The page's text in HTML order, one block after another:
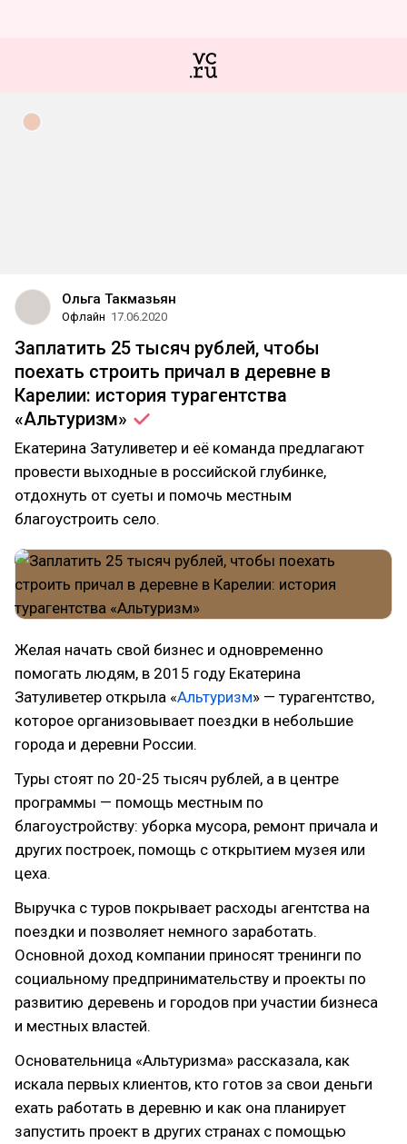
Ольга Такмазьян
Офлайн 17.06.2020
Заплатить 25 тысяч рублей, чтобы
поехать строить причал в деревне в
Карелии: история турагентства
«Альтуризм»
Екатерина Затуливетер и её команда предлагают
провести выходные в российской глубинке,
отдохнуть от суеты и помочь местным
благоустроить село.
Желая начать свой бизнес и одновременно
помогать людям, в 2015 году Екатерина
Затуливетер открыла «Альтуризм» — турагентство,
которое организовывает поездки в небольшие
города и деревни России.
Туры стоят по 20-25 тысяч рублей, а в центре
программы — помощь местным по
благоустройству: уборка мусора, ремонт причала и
других построек, помощь с открытием музея или
цеха.
Выручка с туров покрывает расходы агентства на
поездки и позволяет немного заработать.
Основной доход компании приносят тренинги по
социальному предпринимательству и проекты по
развитию деревень и городов при участии бизнеса
и местных властей.
Основательница «Альтуризма» рассказала, как
искала первых клиентов, кто готов за свои деньги
ехать работать в деревню и как она планирует
запустить проект в других странах с помощью